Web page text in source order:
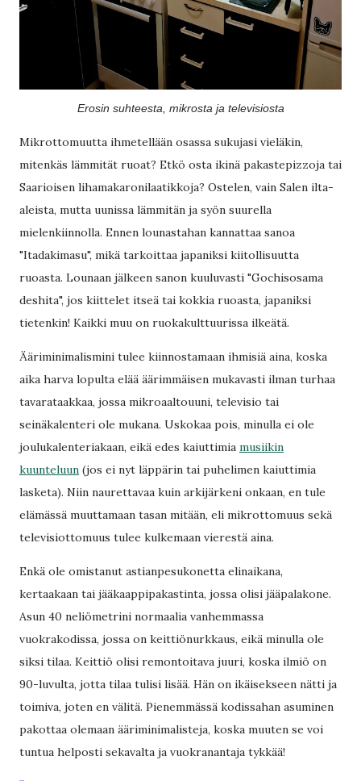
Erosin suhteesta, mikrosta ja televisiosta
Mikrottomuutta ihmetellään osassa sukujasi vieläkin,
mitenkäs lämmität ruoat? Etkö osta ikinä pakastepizzoja tai
Saarioisen lihamakaronilaatikkoja? Ostelen, vain Salen ilta-
aleista, mutta uunissa lämmitän ja syön suurella
mielenkiinnolla. Ennen lounastahan kannattaa sanoa
"Itadakimasu", mikä tarkoittaa japaniksi kiitollisuutta
ruoasta. Lounaan jälkeen sanon kuuluvasti "Gochisosama
deshita", jos kiittelet itseä tai kokkia ruoasta, japaniksi
tietenkin! Kaikki muu on ruokakulttuurissa ilkeätä.
Ääriminimalismini tulee kiinnostamaan ihmisiä aina, koska
aika harva lopulta elää äärimmäisen mukavasti ilman turhaa
tavarataakkaa, jossa mikroaaltouuni, televisio tai
seinäkalenteri ole mukana. Uskokaa pois, minulla ei ole
joulukalenteriakaan, eikä edes kaiuttimia musiikin
kuunteluun (jos ei nyt läppärin tai puhelimen kaiuttimia
lasketa). Niin naurettavaa kuin arkijärkeni onkaan, en tule
elämässä muuttamaan tasan mitään, eli mikrottomuus sekä
televisiottomuus tulee kulkemaan vierestä aina.
Enkä ole omistanut astianpesukonetta elinaikana,
kertaakaan tai jääkaappipakastinta, jossa olisi jääpalakone.
Asun 40 neliömetrini normaalia vanhemmassa
vuokrakodissa, jossa on keittiönurkkaus, eikä minulla ole
siksi tilaa. Keittiö olisi remontoitava juuri, koska ilmiö on
90-luvulta, jotta tilaa tulisi lisää. Hän on ikäisekseen nätti ja
toimiva, joten en välitä. Pienemmässä kodissahan asuminen
pakottaa olemaan ääriminimalisteja, koska muuten se voi
tuntua helposti sekavalta ja vuokranantaja tykkää!